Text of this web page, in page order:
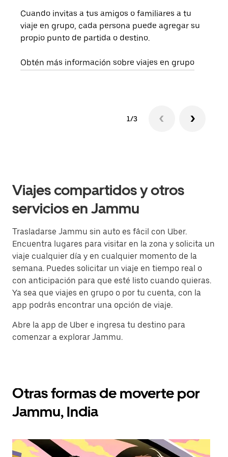
Cuando invitas a tus amigos o familiares a tu
viaje en grupo, cada persona puede agregar su
propio punto de partida o destino.
Obtén más información sobre viajes en grupo
1/3
Viajes compartidos y otros
servicios en Jammu
Trasladarse Jammu sin auto es fácil con Uber.
Encuentra lugares para visitar en la zona y solicita un
viaje cualquier día y en cualquier momento de la
semana. Puedes solicitar un viaje en tiempo real o
con anticipación para que esté listo cuando quieras.
Ya sea que viajes en grupo o por tu cuenta, con la
app podrás encontrar una opción de viaje.
Abre la app de Uber e ingresa tu destino para
comenzar a explorar Jammu.
Otras formas de moverte por
Jammu, India